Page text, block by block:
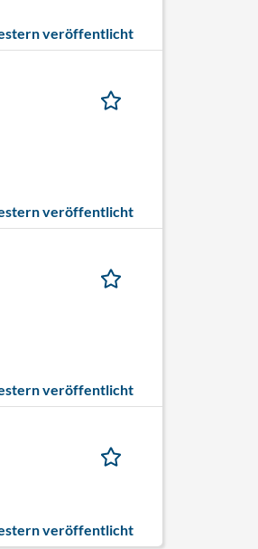
veröffentlicht
veröffentlicht
veröffentlicht
veröffentlicht